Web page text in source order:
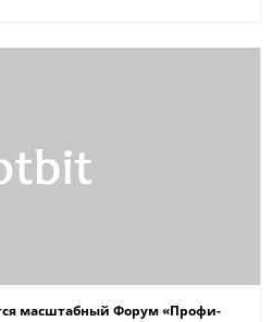
масштабный Форум «Профи-